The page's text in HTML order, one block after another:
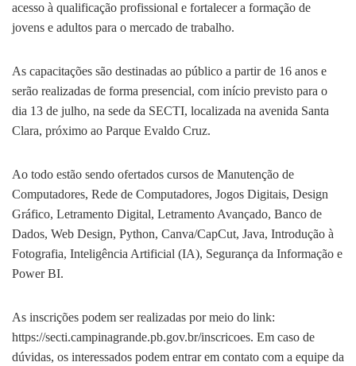
acesso à qualificação profissional e fortalecer a formação de
jovens e adultos para o mercado de trabalho.
As capacitações são destinadas ao público a partir de 16 anos e
serão realizadas de forma presencial, com início previsto para o
dia 13 de julho, na sede da SECTI, localizada na avenida Santa
Clara, próximo ao Parque Evaldo Cruz.
Ao todo estão sendo ofertados cursos de Manutenção de
Computadores, Rede de Computadores, Jogos Digitais, Design
Gráfico, Letramento Digital, Letramento Avançado, Banco de
Dados, Web Design, Python, Canva/CapCut, Java, Introdução à
Fotografia, Inteligência Artificial (IA), Segurança da Informação e
Power BI.
As inscrições podem ser realizadas por meio do link:
https://secti.campinagrande.pb.gov.br/inscricoes. Em caso de
dúvidas, os interessados podem entrar em contato com a equipe da